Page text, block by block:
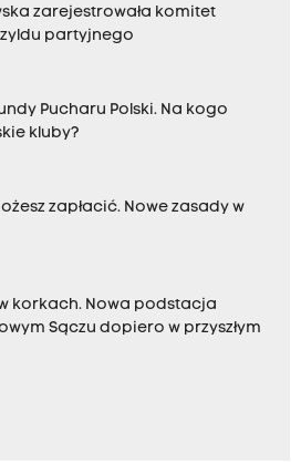
zarejestrowała komitet
partyjnego
Pucharu Polski. Na kogo
kluby?
zapłacić. Nowe zasady w
korkach. Nowa podstacja
Sączu dopiero w przyszłym